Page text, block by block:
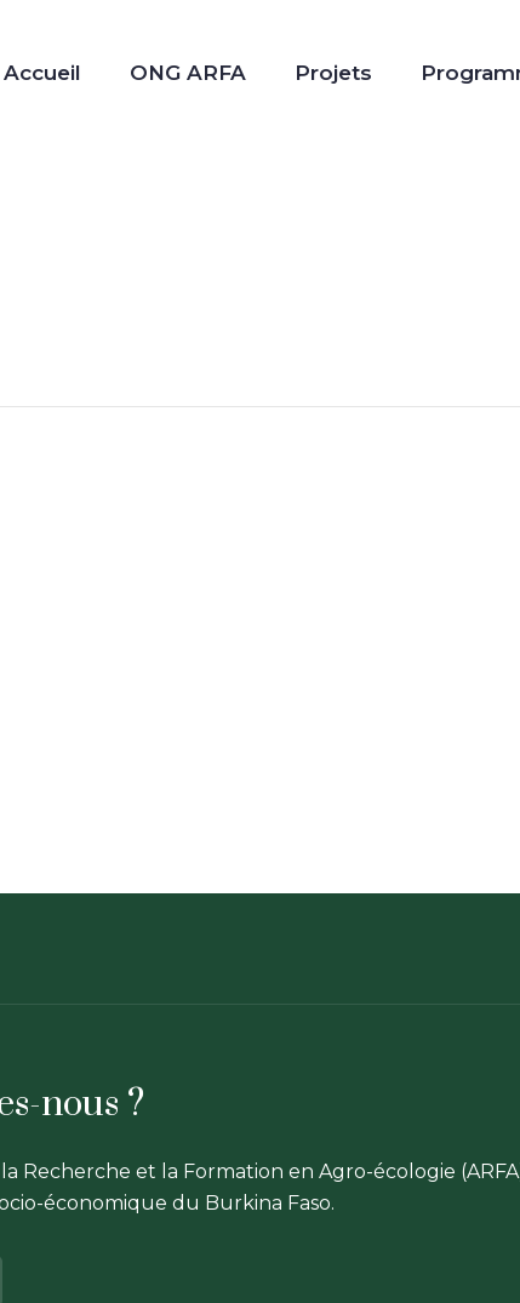
Accueil ONG ARFA Projets
nous ?
la Recherche et la Formation en Agro-écologie
économique du Burkina Faso.